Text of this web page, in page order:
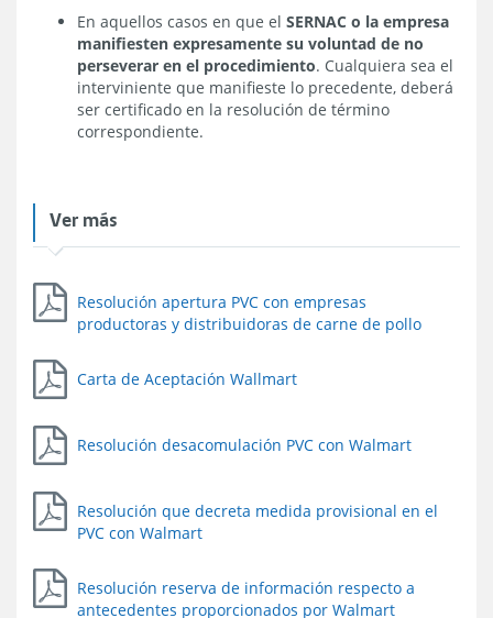
En aquellos casos en que el SERNAC o la empresa
manifiesten expresamente su voluntad de no
perseverar en el procedimiento. Cualquiera sea el
interviniente que manifieste lo precedente, deberá
ser certificado en la resolución de término
correspondiente.
Ver más
Resolución apertura PVC con empresas
productoras y distribuidoras de carne de pollo
Carta de Aceptación Wallmart
Resolución desacomulación PVC con Walmart
Resolución que decreta medida provisional en el
PVC con Walmart
Resolución reserva de información respecto a
antecedentes proporcionados por Walmart